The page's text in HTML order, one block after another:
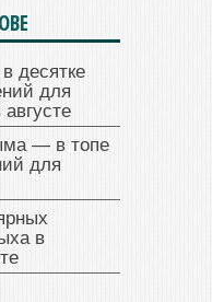
десятке
для
— в топе
для
в